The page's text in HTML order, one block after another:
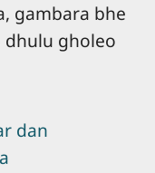
gambara bhe
dhulu gholeo
dan